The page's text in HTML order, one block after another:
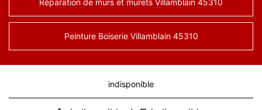
Réparation de murs et murets Villamblain 45310
Peinture Boiserie Villamblain 45310
indisponible